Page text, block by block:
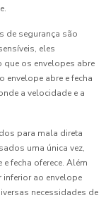
de segurança são
eles
que os envelopes abre
abre e fecha
a velocidade e a
para mala direta
uma única vez,
fecha oferece. Além
ao envelope
necessidades de